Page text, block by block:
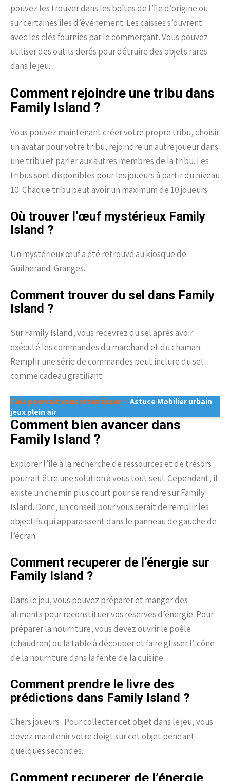
pouvez les trouver dans les boîtes de l’île d’origine ou
sur certaines îles d’événement. Les caisses s’ouvrent
avec les clés fournies par le commerçant. Vous pouvez
utiliser des outils dorés pour détruire des objets rares
dans le jeu.
Comment rejoindre une tribu dans
Family Island ?
Vous pouvez maintenant créer votre propre tribu, choisir
un avatar pour votre tribu, rejoindre un autre joueur dans
une tribu et parler aux autres membres de la tribu. Les
tribus sont disponibles pour les joueurs à partir du niveau
10. Chaque tribu peut avoir un maximum de 10 joueurs.
Où trouver l’œuf mystérieux Family
Island ?
Un mystérieux œuf a été retrouvé au kiosque de
Guilherand-Granges.
Comment trouver du sel dans Family
Island ?
Sur Family Island, vous recevrez du sel après avoir
exécuté les commandes du marchand et du chaman.
Remplir une série de commandes peut inclure du sel
comme cadeau gratifiant.
Cela pourrait vous interrésser : Astuce Mobilier urbain
jeux plein air
Comment bien avancer dans
Family Island ?
Explorer l’île à la recherche de ressources et de trésors
pourrait être une solution à vous tout seul. Cependant, il
existe un chemin plus court pour se rendre sur Family
Island. Donc, un conseil pour vous serait de remplir les
objectifs qui apparaissent dans le panneau de gauche de
l’écran.
Comment recuperer de l’énergie sur
Family Island ?
Dans le jeu, vous pouvez préparer et manger des
aliments pour reconstituer vos réserves d’énergie. Pour
préparer la nourriture, vous devez ouvrir le poêle
(chaudron) ou la table à découper et faire glisser l’icône
de la nourriture dans la fente de la cuisine.
Comment prendre le livre des
prédictions dans Family Island ?
Chers joueurs : Pour collecter cet objet dans le jeu, vous
devez maintenir votre doigt sur cet objet pendant
quelques secondes.
Comment recuperer de l’énergie